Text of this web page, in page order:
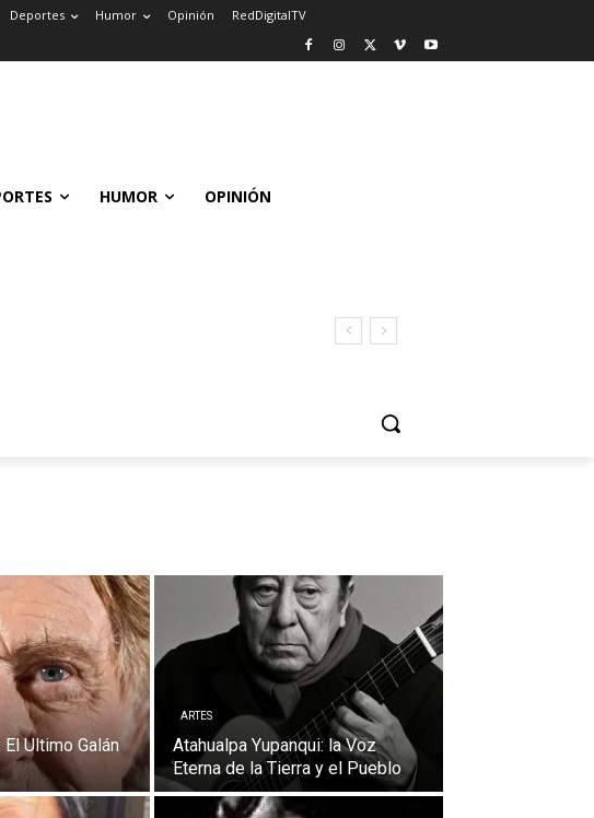
Deportes Humor Opinión RedDigitalTV
HUMOR OPINIÓN
Ultimo Galán
ARTES
Atahualpa Yupanqui: la Voz
Eterna de la Tierra y el Pueblo